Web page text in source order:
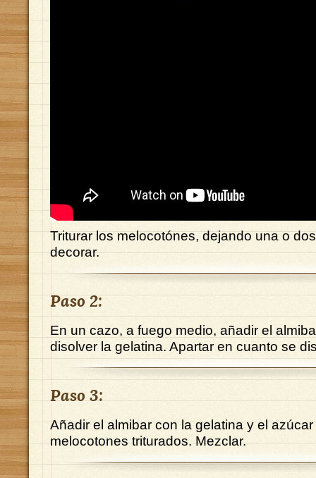
Triturar los melocotónes, dejando una o
decorar.
Paso 2:
En un cazo, a fuego medio, añadir el
disolver la gelatina. Apartar en cuanto se
Paso 3:
Añadir el almibar con la gelatina y el
melocotones triturados. Mezclar.